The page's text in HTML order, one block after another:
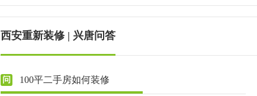
西安重新装修 | 兴唐问答
100平二手房如何装修